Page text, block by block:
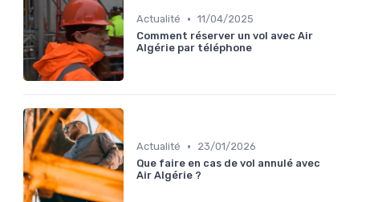
Actualité • 11/04/2025
Comment réserver un vol avec Air
Algérie par téléphone
Actualité •
23/01/2026
Que faire en cas de vol annulé avec
Air Algérie ?